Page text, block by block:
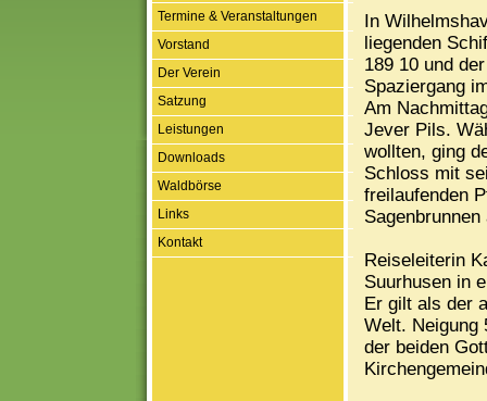
Termine & Veranstaltungen
Vorstand
Der Verein
Satzung
Leistungen
Downloads
Waldbörse
Links
Kontakt
In
liegenden
189 10 und
Spaziergang
Am
Jever Pils.
wollten, ging
Schloss mit
freilaufenden
Reiseleiterin
Suurhusen in
Er gilt als der
Welt. Neigung
der beiden